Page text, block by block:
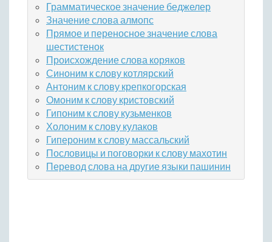
Грамматическое значение беджелер
Значение слова алмопс
Прямое и переносное значение слова
шестистенок
Происхождение слова коряков
Синоним к слову котлярский
Антоним к слову крепкогорская
Омоним к слову кристовский
Гипоним к слову кузьменков
Холоним к слову кулаков
Гипероним к слову массальский
Пословицы и поговорки к слову махотин
Перевод слова на другие языки пашинин